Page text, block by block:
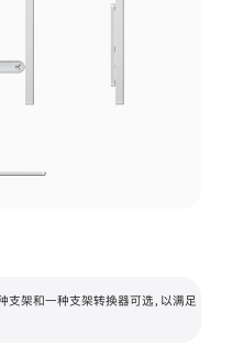
架和一种支架转换器可选，以满足